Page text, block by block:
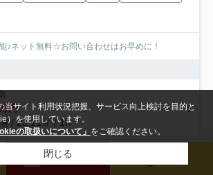
♪ネット無料☆お問い合わせはお早めに！
円
/ 23.11㎡ / 1K
来店予約
当サイト利用状況把握、サービス向上検討を目的と
）を使用しています。
の取扱いについて」 をご確認ください。
閉じる